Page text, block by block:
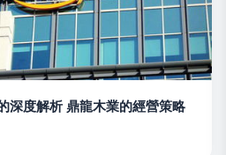
深度解析 鼎龍木業的經營策略